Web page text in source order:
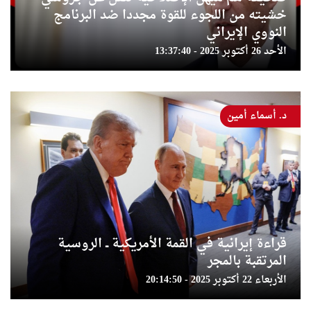
خشيته من اللجوء للقوة مجددا ضد البرنامج
النووي الإيراني
الأحد 26 أكتوبر 2025 - 13:37:40
قراءة إيرانية في القمة الأمريكية ــ الروسية
المرتقبة بالمجر
الأربعاء 22 أكتوبر 2025 - 20:14:50
د. أسماء أمين